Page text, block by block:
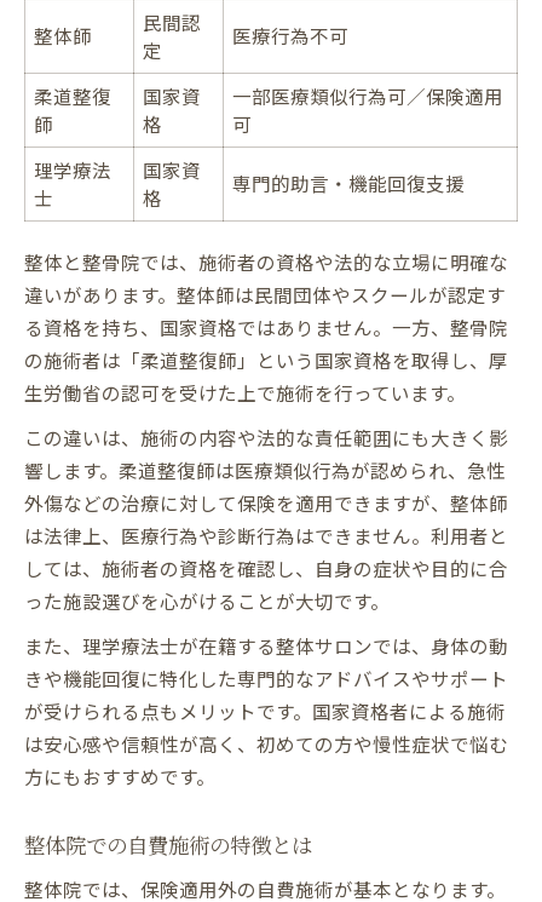
整体師
民間認
定
医療行為不可
柔道整復
師
国家資
格
一部医療類似行為可／保険適用
可
理学療法
士
国家資
格
専門的助言・機能回復支援
整体と整骨院では、施術者の資格や法的な立場に明確な
違いがあります。整体師は民間団体やスクールが認定す
る資格を持ち、国家資格ではありません。一方、整骨院
の施術者は「柔道整復師」という国家資格を取得し、厚
生労働省の認可を受けた上で施術を行っています。
この違いは、施術の内容や法的な責任範囲にも大きく影
響します。柔道整復師は医療類似行為が認められ、急性
外傷などの治療に対して保険を適用できますが、整体師
は法律上、医療行為や診断行為はできません。利用者と
しては、施術者の資格を確認し、自身の症状や目的に合
った施設選びを心がけることが大切です。
また、理学療法士が在籍する整体サロンでは、身体の動
きや機能回復に特化した専門的なアドバイスやサポート
が受けられる点もメリットです。国家資格者による施術
は安心感や信頼性が高く、初めての方や慢性症状で悩む
方にもおすすめです。
整体院での自費施術の特徴とは
整体院では、保険適用外の自費施術が基本となります。